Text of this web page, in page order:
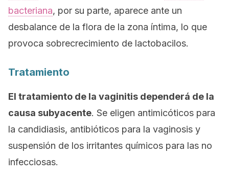
bacteriana, por su parte, aparece ante un
desbalance de la flora de la zona íntima, lo que
provoca sobrecrecimiento de lactobacilos.
Tratamiento
El tratamiento de la vaginitis dependerá de la
causa subyacente. Se eligen antimicóticos para
la candidiasis, antibióticos para la vaginosis y
suspensión de los irritantes químicos para las no
infecciosas.